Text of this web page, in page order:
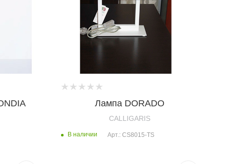
Лампа DORADO
CALLIGARIS
В наличии Арт.: CS8015-TS